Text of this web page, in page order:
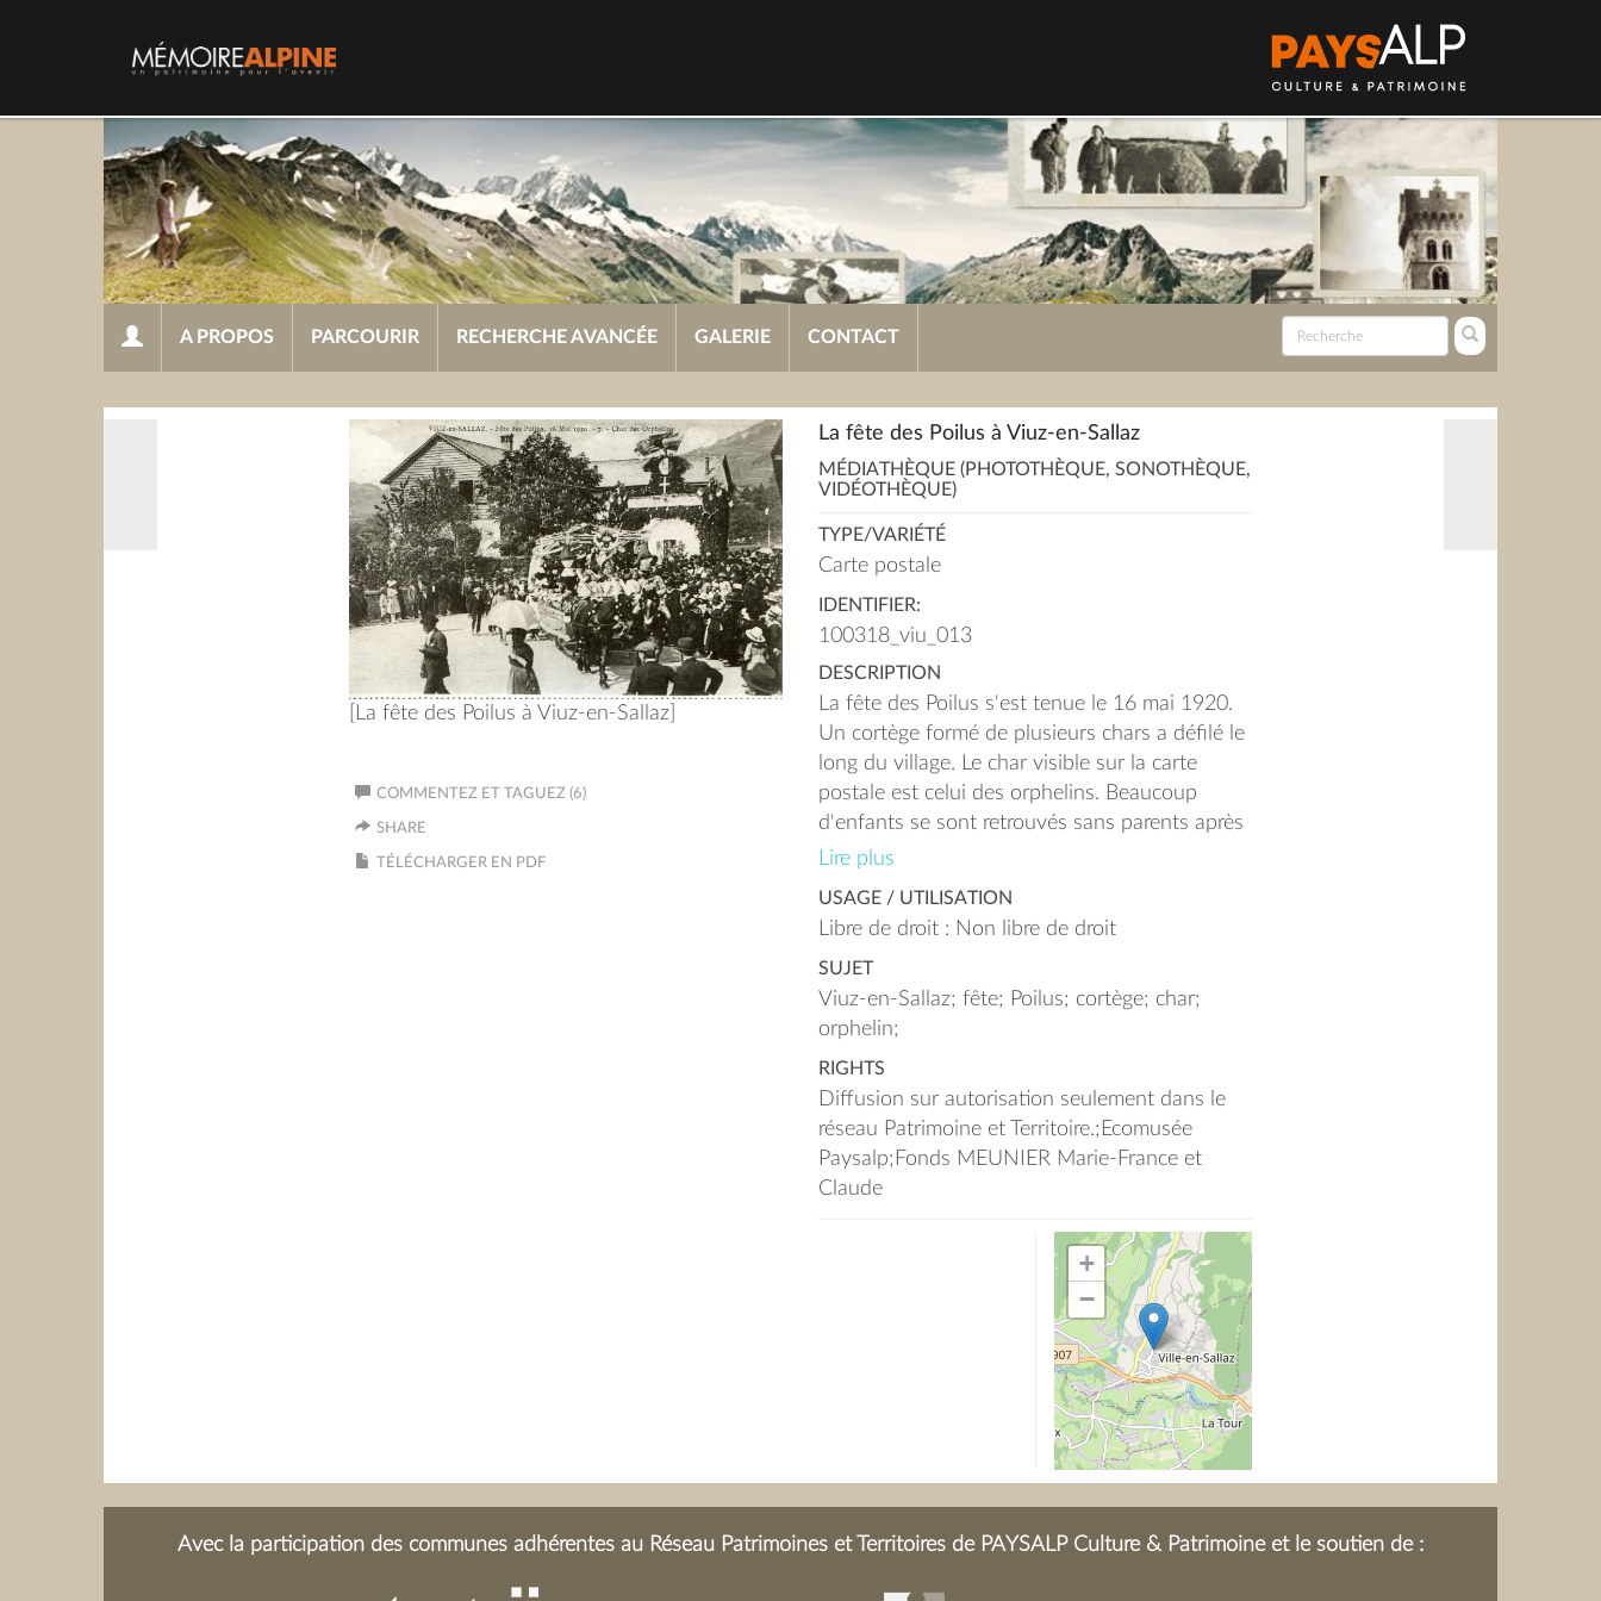
A PROPOS PARCOURIR RECHERCHE AVANCÉE GALERIE CONTACT
[La fête des Poilus à Viuz-en-Sallaz]
COMMENTEZ ET TAGUEZ (6)
SHARE
TÉLÉCHARGER EN PDF
La fête des Poilus à Viuz-en-Sallaz
MÉDIATHÈQUE (PHOTOTHÈQUE, SONOTHÈQUE,
VIDÉOTHÈQUE)
TYPE/VARIÉTÉ
Carte postale
IDENTIFIER:
100318_viu_013
DESCRIPTION
La fête des Poilus s'est tenue le 16 mai 1920.
Un cortège formé de plusieurs chars a défilé le
long du village. Le char visible sur la carte
postale est celui des orphelins. Beaucoup
d'enfants se sont retrouvés sans parents après
la mort de ces derniers à la suite des
enfants ont été reconnus comme "Pupilles de
la Nation".
Lire plus
USAGE / UTILISATION
Libre de droit : Non libre de droit
SUJET
Viuz-en-Sallaz; fête; Poilus; cortège; char;
orphelin;
RIGHTS
Diffusion sur autorisation seulement dans le
réseau Patrimoine et Territoire.;Ecomusée
Paysalp;Fonds MEUNIER Marie-France et
Claude
+
−
Avec la participation des communes adhérentes au Réseau Patrimoines et Territoires de PAYSALP Culture & Patrimoine et le soutien de :